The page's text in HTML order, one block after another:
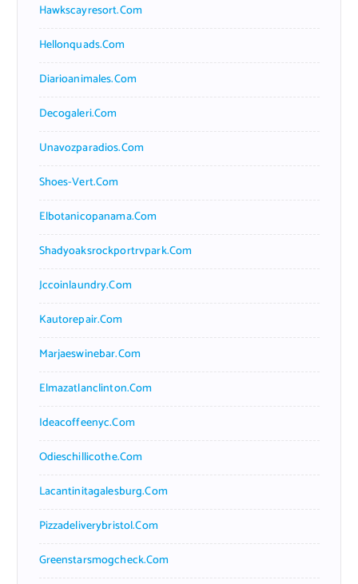
Hawkscayresort.com
Hellonquads.com
Diarioanimales.com
Decogaleri.com
Unavozparadios.com
Shoes-Vert.com
Elbotanicopanama.com
Shadyoaksrockportrvpark.com
Jccoinlaundry.com
Kautorepair.com
Marjaeswinebar.com
Elmazatlanclinton.com
Ideacoffeenyc.com
Odieschillicothe.com
Lacantinitagalesburg.com
Pizzadeliverybristol.com
Greenstarsmogcheck.com